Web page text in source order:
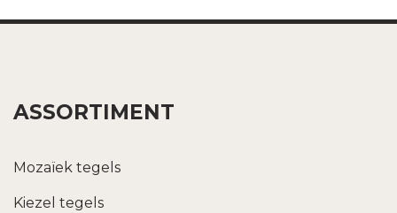
ASSORTIMENT
Mozaïek tegels
Kiezel tegels